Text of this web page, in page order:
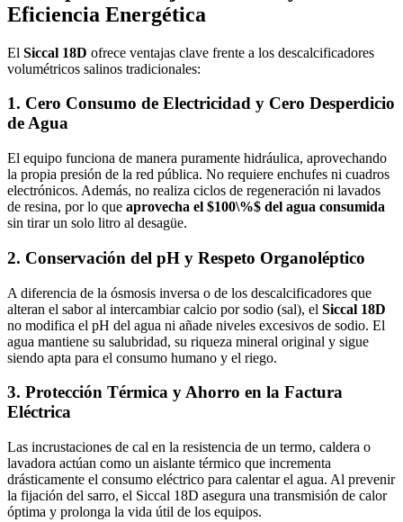
Eficiencia Energética
El Siccal 18D ofrece ventajas clave frente a los descalcificadores
volumétricos salinos tradicionales:
1. Cero Consumo de Electricidad y Cero Desperdicio
de Agua
El equipo funciona de manera puramente hidráulica, aprovechando
la propia presión de la red pública. No requiere enchufes ni cuadros
electrónicos. Además, no realiza ciclos de regeneración ni lavados
de resina, por lo que aprovecha el $100\%$ del agua consumida
sin tirar un solo litro al desagüe.
2. Conservación del pH y Respeto Organoléptico
A diferencia de la ósmosis inversa o de los descalcificadores que
alteran el sabor al intercambiar calcio por sodio (sal), el Siccal 18D
no modifica el pH del agua ni añade niveles excesivos de sodio. El
agua mantiene su salubridad, su riqueza mineral original y sigue
siendo apta para el consumo humano y el riego.
3. Protección Térmica y Ahorro en la Factura
Eléctrica
Las incrustaciones de cal en la resistencia de un termo, caldera o
lavadora actúan como un aislante térmico que incrementa
drásticamente el consumo eléctrico para calentar el agua. Al prevenir
la fijación del sarro, el Siccal 18D asegura una transmisión de calor
óptima y prolonga la vida útil de los equipos.